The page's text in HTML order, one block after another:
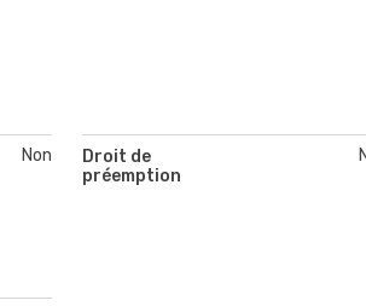
Non
Droit de
préemption